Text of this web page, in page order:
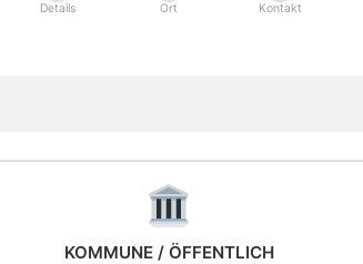
Details Ort Kontakt
KOMMUNE / ÖFFENTLICH